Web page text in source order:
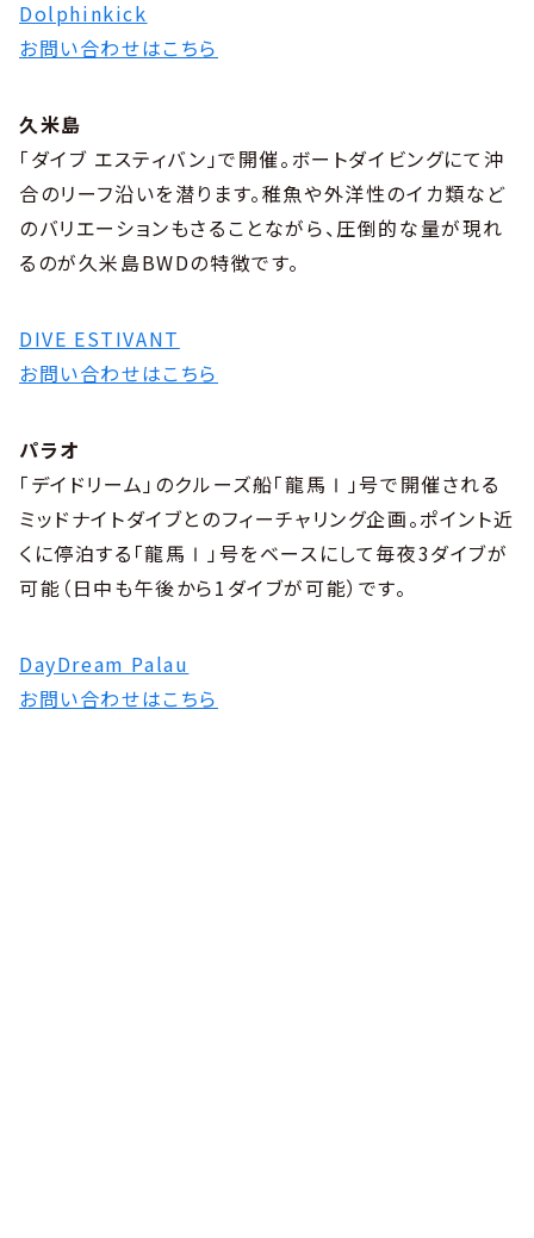
Dolphinkick
お問い合わせはこちら
久米島
「ダイブ エスティバン」で開催。ボートダイビングにて沖
合のリーフ沿いを潜ります。稚魚や外洋性のイカ類など
のバリエーションもさることながら、圧倒的な量が現れ
るのが久米島BWDの特徴です。
DIVE ESTIVANT
お問い合わせはこちら
パラオ
「デイドリーム」のクルーズ船「龍馬Ⅰ」号で開催される
ミッドナイトダイブとのフィーチャリング企画。ポイント近
くに停泊する「龍馬Ⅰ」号をベースにして毎夜3ダイブが
可能（日中も午後から1ダイブが可能）です。
DayDream Palau
お問い合わせはこちら